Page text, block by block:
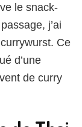
le snack-
j’ai
Ce
d’une
de curry